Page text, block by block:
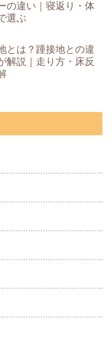
の違い｜寝返り・体
選ぶ
とは？踵接地との違
解説｜走り方・床反